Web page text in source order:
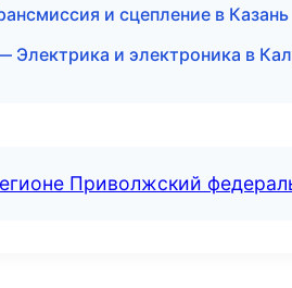
и сцепление в Казань
Электрика и электроника в
Приволжский